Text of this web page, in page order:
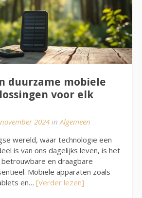
duurzame mobiele
voor elk
2024inAlgemeen
wereld, waar technologie een
is van ons dagelijks leven, is het
en draagbare
Mobiele apparaten zoals
en… [Verder lezen]